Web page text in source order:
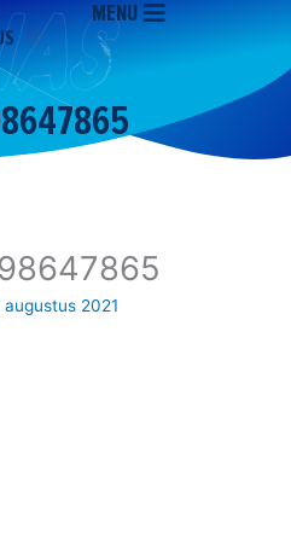
MENU
augustus 2021